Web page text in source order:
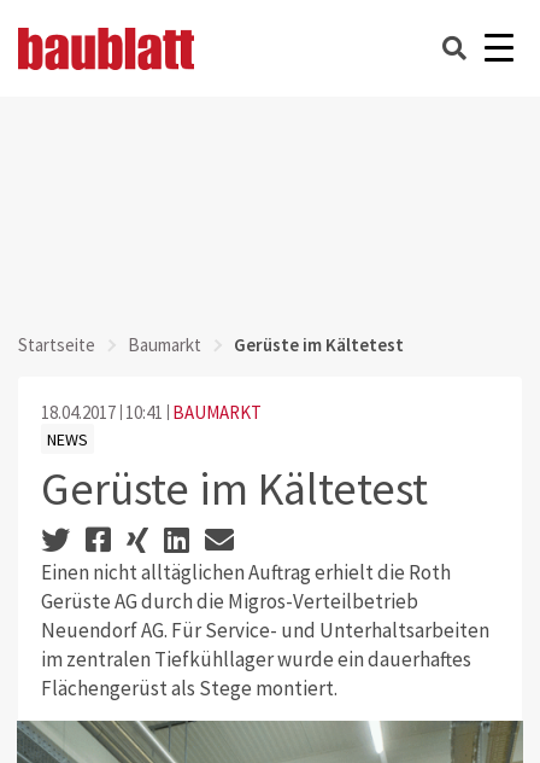
Startseite Baumarkt Gerüste im Kältetest
18.04.2017 10:41 BAUMARKT
NEWS
Gerüste im Kältetest
Einen nicht alltäglichen Auftrag erhielt die Roth
Gerüste AG durch die Migros-Verteilbetrieb
Neuendorf AG. Für Service- und Unterhaltsarbeiten
im zentralen Tiefkühllager wurde ein dauerhaftes
Flächengerüst als Stege montiert.